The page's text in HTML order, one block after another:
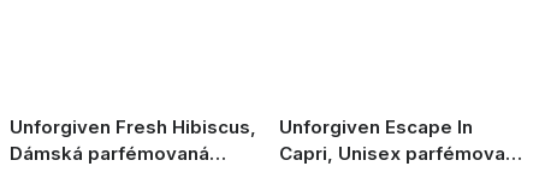
Unforgiven Fresh Hibiscus,
Dámská parfémovaná
Unforgiven Escape In
Capri, Unisex parfémovaná